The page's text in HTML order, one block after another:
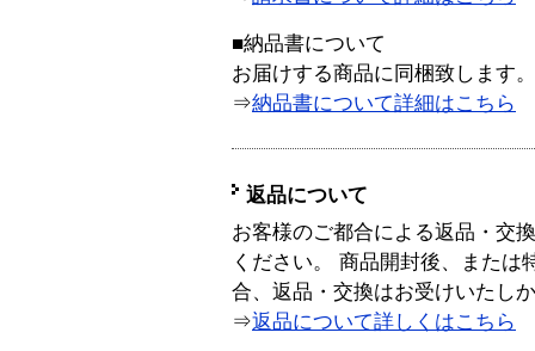
■納品書について
お届けする商品に同梱致します。
⇒納品書について詳細はこちら
返品について
お客様のご都合による返品・交
ください。 商品開封後、または
合、返品・交換はお受けいたし
⇒返品について詳しくはこちら